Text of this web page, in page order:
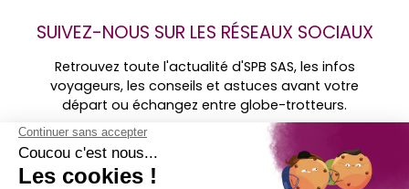
SUIVEZ-NOUS SUR LES RÉSEAUX SOCIAUX
Retrouvez toute l'actualité d'SPB SAS, les infos
voyageurs, les conseils et astuces avant votre
départ ou échangez entre globe-trotteurs.
Retrouvez-
nous sur ...